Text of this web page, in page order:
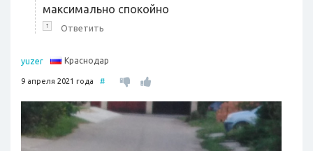
максимально спокойно
↑ Ответить
yuzer Краснодар
9 апреля 2021 года #